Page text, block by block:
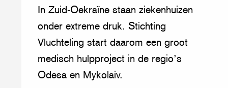
In Zuid-Oekraïne staan ziekenhuizen
onder extreme druk. Stichting
Vluchteling start daarom een groot
medisch hulpproject in de regio’s
Odesa en Mykolaiv.
hulpproject
voor
ziekenhuizen
Oekraïne